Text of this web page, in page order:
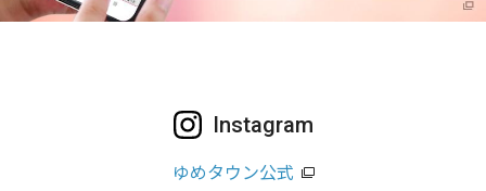
Instagram
ゆめタウン公式